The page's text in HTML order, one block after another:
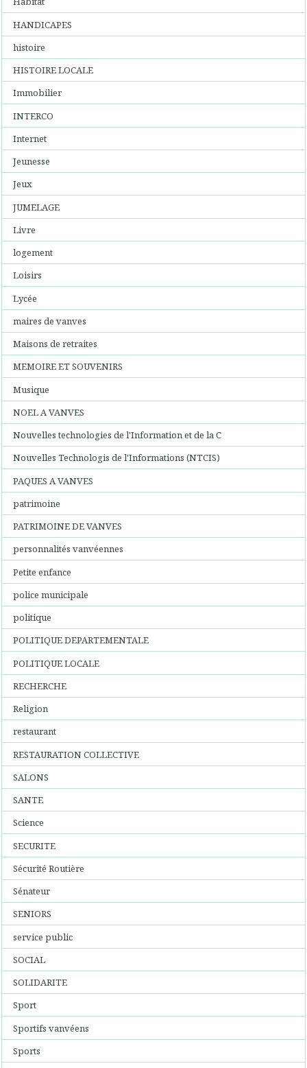
HANDICAPES
histoire
HISTOIRE LOCALE
Immobilier
INTERCO
Internet
Jeunesse
Jeux
JUMELAGE
Livre
logement
Loisirs
Lycée
maires de vanves
Maisons de retraites
MEMOIRE ET SOUVENIRS
Musique
NOEL A VANVES
Nouvelles technologies de l'Information et de la C
Nouvelles Technologis de l'Informations (NTCIS)
PAQUES A VANVES
patrimoine
PATRIMOINE DE VANVES
personnalités vanvéennes
Petite enfance
police municipale
politique
POLITIQUE DEPARTEMENTALE
POLITIQUE LOCALE
RECHERCHE
Religion
restaurant
RESTAURATION COLLECTIVE
SALONS
SANTE
Science
SECURITE
Sécurité Routière
Sénateur
SENIORS
service public
SOCIAL
SOLIDARITE
Sport
Sportifs vanvéens
Sports